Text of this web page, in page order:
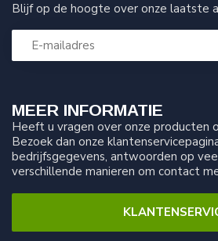
MEER INFORMATIE
Heeft u vragen over onze producten
Bezoek dan onze
bedrijfsgegevens, antwoorden op
verschillende manieren om contact
Blijf op de hoogte over onze laatste